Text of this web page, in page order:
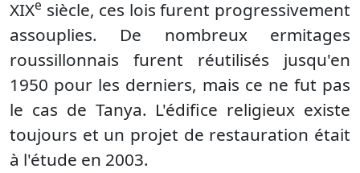
XIXe siècle, ces lois furent progressivement
assouplies. De nombreux ermitages
roussillonnais furent réutilisés jusqu'en
1950 pour les derniers, mais ce ne fut pas
le cas de Tanya. L'édifice religieux existe
toujours et un projet de restauration était
à l'étude en 2003.